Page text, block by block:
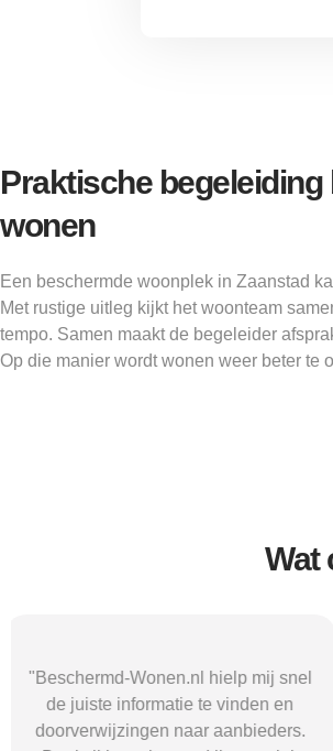
Praktische
wonen
Een beschermde woonplek in Zaanstad
Met rustige uitleg kijkt het woonteam
tempo. Samen maakt de begeleider
Op die manier wordt wonen weer beter te
Wat
"Door de duidelijke uitleg op
Beschermd-Wonen.nl wist ik precies
welke vragen ik moest stellen